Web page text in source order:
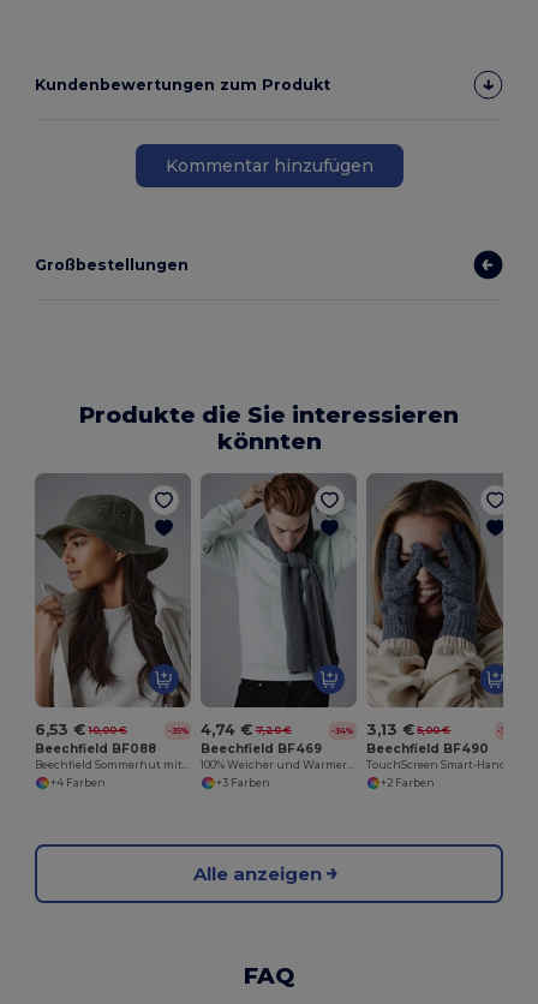
Kundenbewertungen zum Produkt
Kommentar hinzufügen
Großbestellungen
Produkte die Sie interessieren
könnten
6,53 € 10,00 € -35%
Beechfield BF088
Beechfield Sommerhut mit UPF50+ Schutz
+4 Farben
4,74 € 7,20 € -34%
Beechfield BF469
100% Weicher und Warmer Schal
+3 Farben
3,13 € 5,00 € -37%
Beechfield BF490
+2 Farben
Alle anzeigen
FAQ